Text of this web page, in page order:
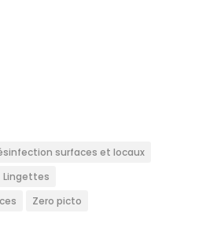
surfaces et locaux
Lingettes
Zero picto